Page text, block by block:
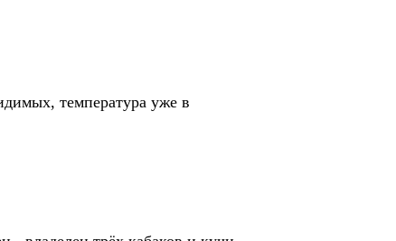
температура уже в